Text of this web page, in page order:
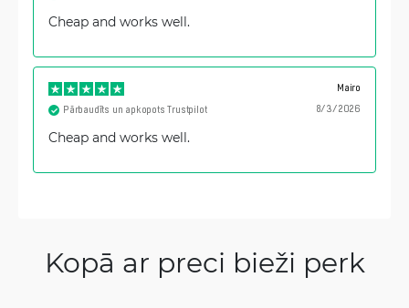
Cheap and works well.
Mairo
8/3/2026
Pārbaudīts un apkopots Trustpilot
Cheap and works well.
Kopā ar preci bieži perk